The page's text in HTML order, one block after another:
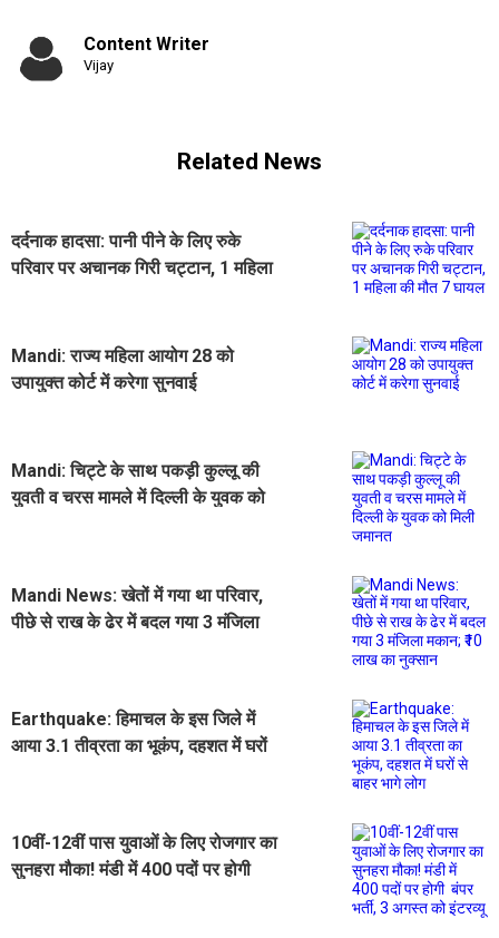
Content Writer
Vijay
Related News
दर्दनाक हादसा: पानी पीने के लिए रुके
परिवार पर अचानक गिरी चट्टान, 1 महिला
Mandi: राज्य महिला आयोग 28 को
उपायुक्त कोर्ट में करेगा सुनवाई
Mandi: चिट्टे के साथ पकड़ी कुल्लू की
युवती व चरस मामले में दिल्ली के युवक को
Mandi News: खेतों में गया था परिवार,
पीछे से राख के ढेर में बदल गया 3 मंजिला
Earthquake: हिमाचल के इस जिले में
आया 3.1 तीव्रता का भूकंप, दहशत में घरों
10वीं-12वीं पास युवाओं के लिए रोजगार का
सुनहरा मौका! मंडी में 400 पदों पर होगी